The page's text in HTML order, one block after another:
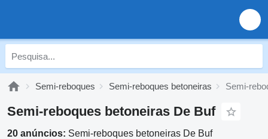
Semi-reboques Semi-reboques betoneiras Semi-
Semi-reboques betoneiras De Buf
20 anúncios: Semi-reboques betoneiras De Buf